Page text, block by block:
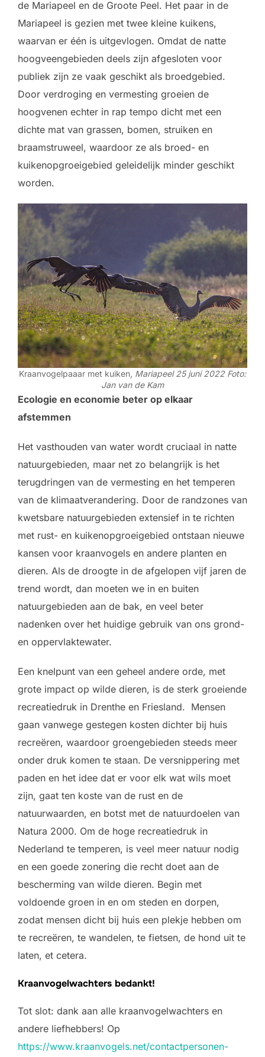
de Mariapeel en de Groote Peel. Het paar in de
Mariapeel is gezien met twee kleine kuikens,
waarvan er één is uitgevlogen. Omdat de natte
hoogveengebieden deels zijn afgesloten voor
publiek zijn ze vaak geschikt als broedgebied.
Door verdroging en vermesting groeien de
hoogvenen echter in rap tempo dicht met een
dichte mat van grassen, bomen, struiken en
braamstruweel, waardoor ze als broed- en
kuikenopgroeigebied geleidelijk minder geschikt
worden.
Kraanvogelpaaar met kuiken, Mariapeel 25 juni 2022 Foto:
Jan van de Kam
Ecologie en economie beter op elkaar
afstemmen
Het vasthouden van water wordt cruciaal in natte
natuurgebieden, maar net zo belangrijk is het
terugdringen van de vermesting en het temperen
van de klimaatverandering. Door de randzones van
kwetsbare natuurgebieden extensief in te richten
met rust- en kuikenopgroeigebied ontstaan nieuwe
kansen voor kraanvogels en andere planten en
dieren. Als de droogte in de afgelopen vijf jaren de
trend wordt, dan moeten we in en buiten
natuurgebieden aan de bak, en veel beter
nadenken over het huidige gebruik van ons grond-
en oppervlaktewater.
Een knelpunt van een geheel andere orde, met
grote impact op wilde dieren, is de sterk groeiende
recreatiedruk in Drenthe en Friesland. Mensen
gaan vanwege gestegen kosten dichter bij huis
recreëren, waardoor groengebieden steeds meer
onder druk komen te staan. De versnippering met
paden en het idee dat er voor elk wat wils moet
zijn, gaat ten koste van de rust en de
natuurwaarden, en botst met de natuurdoelen van
Natura 2000. Om de hoge recreatiedruk in
Nederland te temperen, is veel meer natuur nodig
en een goede zonering die recht doet aan de
bescherming van wilde dieren. Begin met
voldoende groen in en om steden en dorpen,
zodat mensen dicht bij huis een plekje hebben om
te recreëren, te wandelen, te fietsen, de hond uit te
laten, et cetera.
Kraanvogelwachters bedankt!
Tot slot: dank aan alle kraanvogelwachters en
andere liefhebbers! Op
https://www.kraanvogels.net/contactpersonen-